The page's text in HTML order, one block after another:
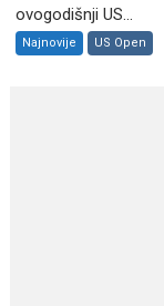
ovogodišnji US...
Najnovije US Open